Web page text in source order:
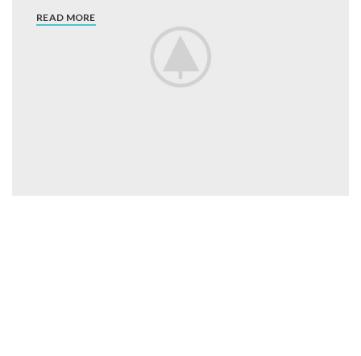
READ MORE